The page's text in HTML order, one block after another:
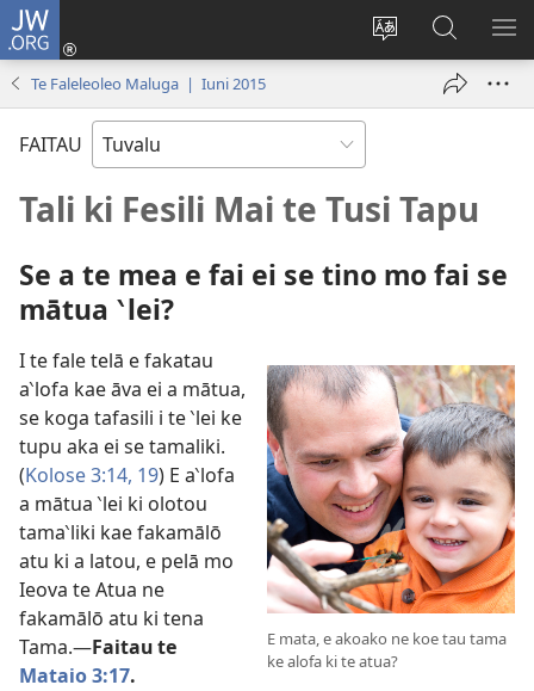
JW.ORG
`Fuli
Fano
new
‵Sala
ki
te
Te Faleleoleo Maluga | Iuni 2015
FAITAU
Tali ki Fesili Mai te Tusi Tapu
Se a te mea e fai ei se tino mo fai se
mātua ‵lei?
E mata, e akoako ne koe tau tama
ke alofa ki te atua?
I te fale telā e fakatau
a‵lofa kae āva ei a mātua,
se koga tafasili i te ‵lei ke
tupu aka ei se tamaliki.
(Kolose 3:14, 19) E a‵lofa
a mātua ‵lei ki olotou
tama‵liki kae fakamālō
atu ki a latou, e pelā mo
Ieova te Atua ne
fakamālō atu ki tena
Tama.—Faitaute
Mataio 3:17.